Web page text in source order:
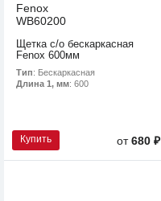
Fenox
WB60200
Щетка с/о бескаркасная
Fenox 600мм
Тип: Бескаркасная
Длина 1, мм: 600
Купить от680 ₽